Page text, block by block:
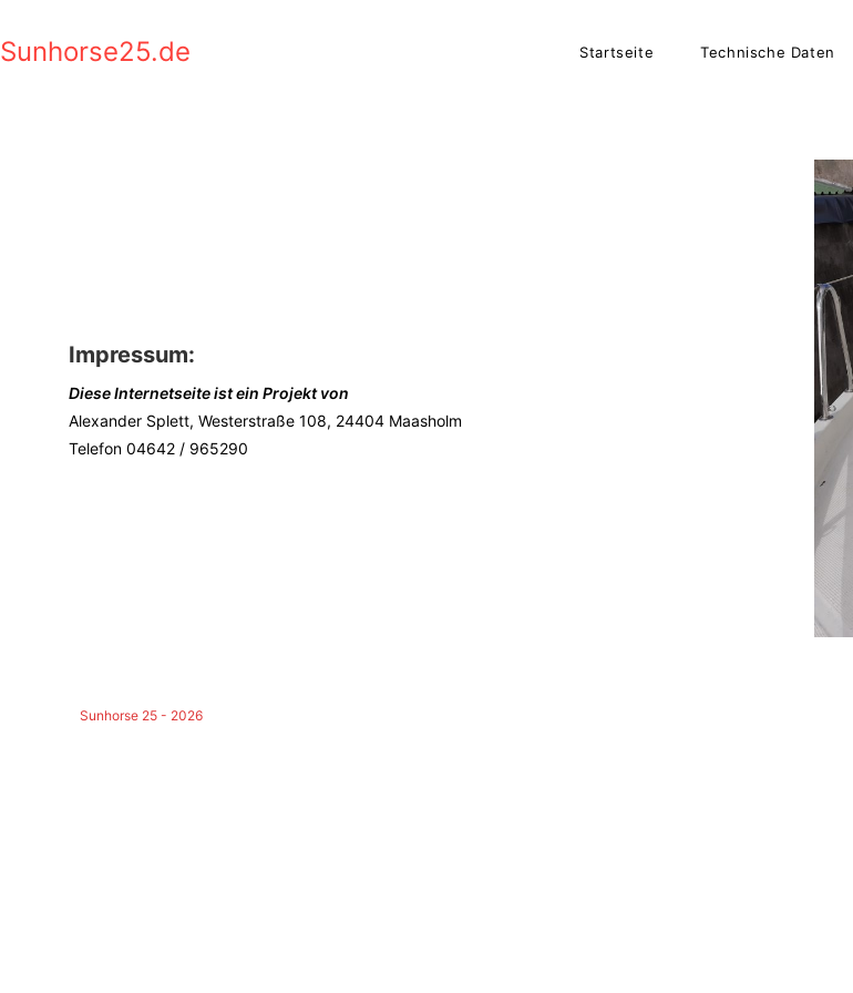
Inhalt
springen
Sunhorse25.de Startseite Technische Daten
Impressum:
Diese Internetseite ist ein Projekt von
Alexander Splett, Westerstraße 108, 24404 Maasholm
Telefon 04642 / 965290
Sunhorse 25 - 2026